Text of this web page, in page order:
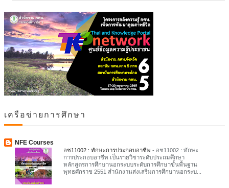
เครือข่ายการศึกษา
NFE Courses
อช11002 : ทักษะการประกอบอาชีพ - อช11002 : ทักษะ
การประกอบอาชีพ เป็นรายวิชาระดับประถมศึกษา
หลักสูตรการศึกษานอกระบบระดับการศึกษาขั้นพื้นฐาน
พุทธศักราช 2551 สำนักงานส่งเสริมการศึกษานอกระบ...